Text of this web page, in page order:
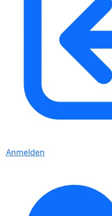
Anmelden